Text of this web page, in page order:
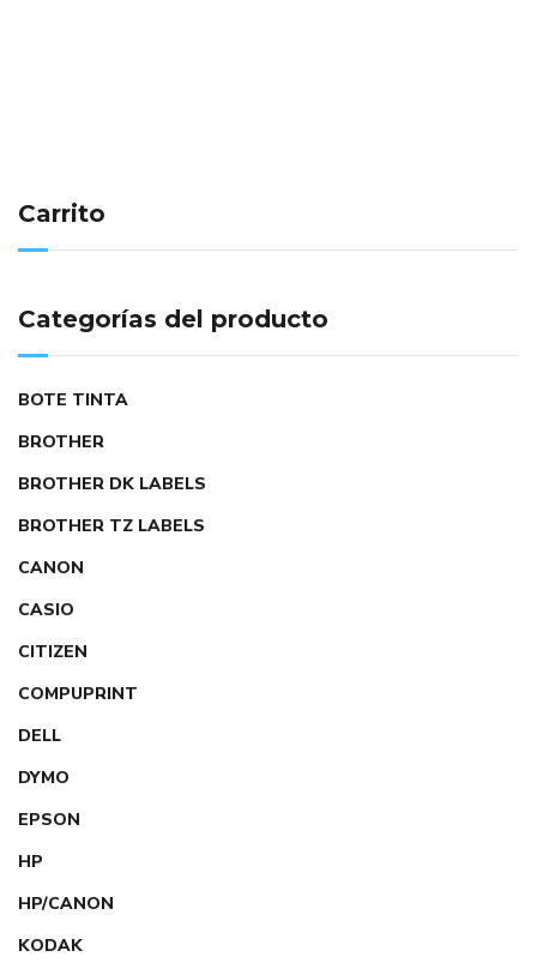
Carrito
Categorías del producto
BOTE TINTA
BROTHER
BROTHER DK LABELS
BROTHER TZ LABELS
CANON
CASIO
CITIZEN
COMPUPRINT
DELL
DYMO
EPSON
HP
HP/CANON
KODAK